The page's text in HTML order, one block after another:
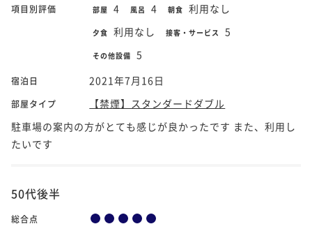
項目別評価 部屋 4 風呂 4 朝食 利用なし
夕食 利用なし 接客・サービス 5
その他設備 5
宿泊日 2021年7月16日
部屋タイプ
【禁煙】スタンダードダブル
駐車場の案内の方がとても感じが良かったです また、利用し
たいです
50代後半
総合点